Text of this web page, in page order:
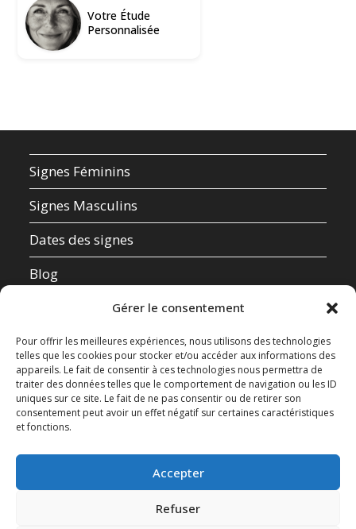
Gérer le consentement
Pour offrir les meilleures expériences, nous utilisons des technologies
telles que les cookies pour stocker et/ou accéder aux informations des
appareils. Le fait de consentir à ces technologies nous permettra de
traiter des données telles que le comportement de navigation ou les ID
uniques sur ce site. Le fait de ne pas consentir ou de retirer son
consentement peut avoir un effet négatif sur certaines caractéristiques
et fonctions.
Accepter
Refuser
Votre Étude
Personnalisée
Signes Féminins
Signes Masculins
Dates des signes
Blog
Mentions Légales
Données Personnelles
Contact